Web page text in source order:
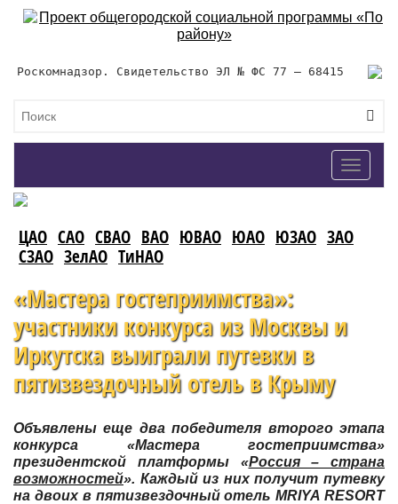
Роскомнадзор. Свидетельство ЭЛ № ФС 77 – 68415
Toggle
ЦАО САО СВАО ВАО ЮВАО ЮАО ЮЗАО ЗАО
СЗАО ЗелАО ТиНАО
«Мастера гостеприимства»:
участники конкурса из Москвы и
Иркутска выиграли путевки в
пятизвездочный отель в Крыму
Объявлены еще два победителя второго этапа
конкурса «Мастера гостеприимства»
президентской платформы «Россия – страна
возможностей». Каждый из них получит путевку
на двоих в пятизвездочный отель MRIYA RESORT